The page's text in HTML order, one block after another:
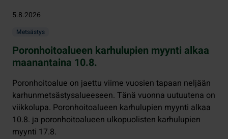
5.8.2026
Metsästys
Poronhoitoalueen karhulupien myynti alkaa
maanantaina 10.8.
Poronhoitoalue on jaettu viime vuosien tapaan neljään
karhunmetsästysalueeseen. Tänä vuonna uutuutena on
viikkolupa. Poronhoitoalueen karhulupien myynti alkaa
10.8. ja poronhoitoalueen ulkopuolisten karhulupien
myynti 17.8.